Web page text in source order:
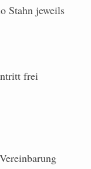
Stahn jeweils
frei